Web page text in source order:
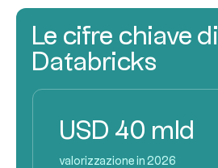
Le cifre chiave di
Databricks
USD 40 mld
valorizzazione in 2026